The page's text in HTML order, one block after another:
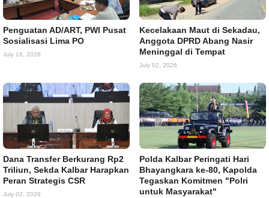
Penguatan AD/ART, PWI Pusat
Sosialisasi Lima PO
July 16, 2026
Kecelakaan Maut di Sekadau,
Anggota DPRD Abang Nasir
Meninggal di Tempat
July 02, 2026
Dana Transfer Berkurang Rp2
Triliun, Sekda Kalbar Harapkan
Peran Strategis CSR
July 02, 2026
Polda Kalbar Peringati Hari
Bhayangkara ke-80, Kapolda
Tegaskan Komitmen "Polri
untuk Masyarakat"